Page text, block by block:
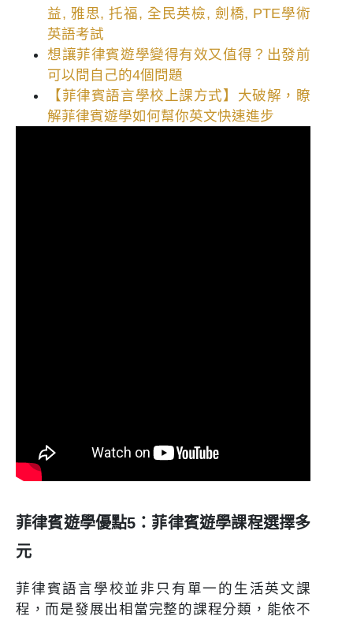
益, 雅思, 托福, 全民英檢, 劍橋, PTE學術
英語考試
想讓菲律賓遊學變得有效又值得？出發前
可以問自己的4個問題
【菲律賓語言學校上課方式】大破解，瞭
解菲律賓遊學如何幫你英文快速進步
菲律賓遊學優點5：菲律賓遊學課程選擇多
元
菲律賓語言學校並非只有單一的生活英文課
程，而是發展出相當完整的課程分類，能依不